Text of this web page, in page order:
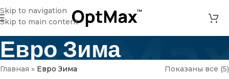
Skip to navigation
Skip to main content
Евро Зима
Главная » Евро Зима Показаны все (5)